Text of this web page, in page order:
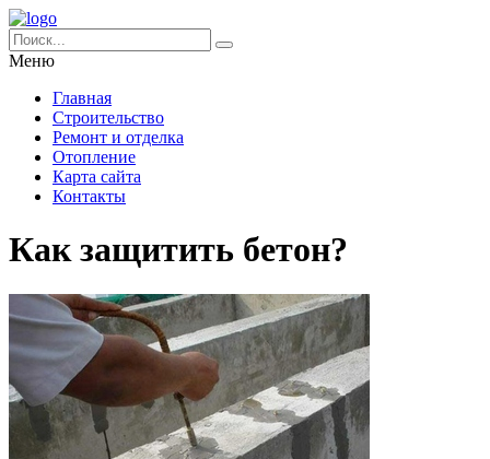
Меню
Главная
Строительство
Ремонт и отделка
Отопление
Карта сайта
Контакты
Как защитить бетон?